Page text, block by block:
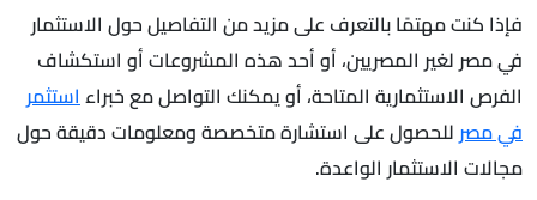
فإذا كنت مهتمًا بالتعرف على مزيد من التفاصيل حول الاستثمار
في مصر لغير المصريين، أو أحد هذه المشروعات أو استكشاف
الفرص الاستثمارية المتاحة، أو يمكنك التواصل مع خبراءاستثمر
في مصرللحصول على استشارة متخصصة ومعلومات دقيقة حول
مجالات الاستثمار الواعدة.